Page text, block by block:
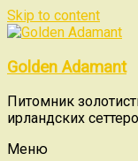
Skip to content
Golden Adamant
Питомник
ирландских
Меню